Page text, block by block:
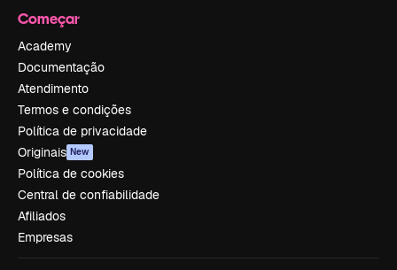
Começar
Academy
Documentação
Atendimento
Termos e condições
Política de privacidade
Originais New
Política de cookies
Central de confiabilidade
Afiliados
Empresas